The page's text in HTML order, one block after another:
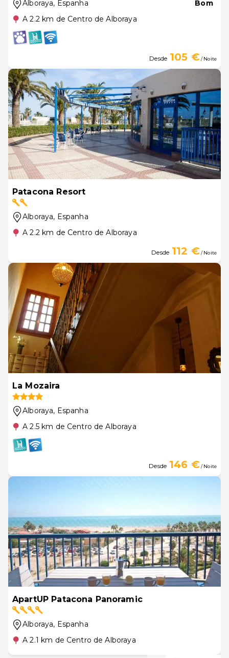
Alboraya, Espanha
A 2.2 km de Centro de Alboraya
Bom
Desde 105 €/ Noite
Patacona Resort
Alboraya, Espanha
A 2.2 km de Centro de Alboraya
Desde 112 €/ Noite
La Mozaira
Alboraya, Espanha
A 2.5 km de Centro de Alboraya
Desde 146 €/ Noite
ApartUP Patacona Panoramic
Alboraya, Espanha
A 2.1 km de Centro de Alboraya